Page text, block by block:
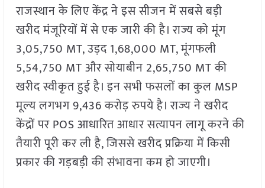
राजस्थान के लिए केंद्र ने इस सीजन में सबसे बड़ी
खरीद मंजूरियों में से एक जारी की है। राज्य को मूंग
3,05,750 MT, उड़द 1,68,000 MT, मूंगफली
5,54,750 MT और सोयाबीन 2,65,750 MT की
खरीद स्वीकृत हुई है। इन सभी फसलों का कुल MSP
मूल्य लगभग 9,436 करोड़ रुपये है। राज्य ने खरीद
केंद्रों पर POS आधारित आधार सत्यापन लागू करने की
तैयारी पूरी कर ली है, जिससे खरीद प्रक्रिया में किसी
प्रकार की गड़बड़ी की संभावना कम हो जाएगी।